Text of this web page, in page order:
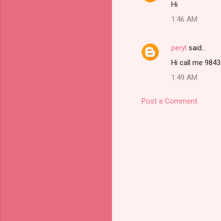
Hi
1:46 AM
peryl said…
Hi call me
1:49 AM
Post a Comment